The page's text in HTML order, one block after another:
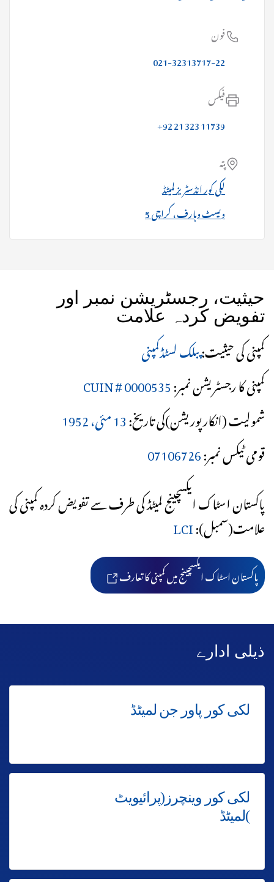
فون
021-32313717-22
فیکس
+92 21 323 11739
پتہ
لکی کور انڈسٹریز لمیٹڈ
5 ویسٹ وہارف ، کراچی
حیثیت، رجسٹریشن نمبر اور
تفویض کردہ علامت
کمپنی کی حیثیت:پبلک لسٹڈکمپنی
کمپنی کا رجسٹریشن نمبر:CUIN # 0000535
شمولیت (انکارپوریشن)کی تاریخ:13 مئی، 1952
قومی ٹیکس نمبر:07106726
پاکستان اسٹاک ایکسچینج لمیٹڈ کی طرف سے تفویض کردہ کمپنی کی
علامت(سمبل):LCI
پاکستان اسٹاک ایکسچینج میں کمپنی کا تعارف
ذیلی ادارے
لکی کور پاور جن لمیٹڈ
لکی کور وینچرز(پرائیویٹ
)لمیٹڈ